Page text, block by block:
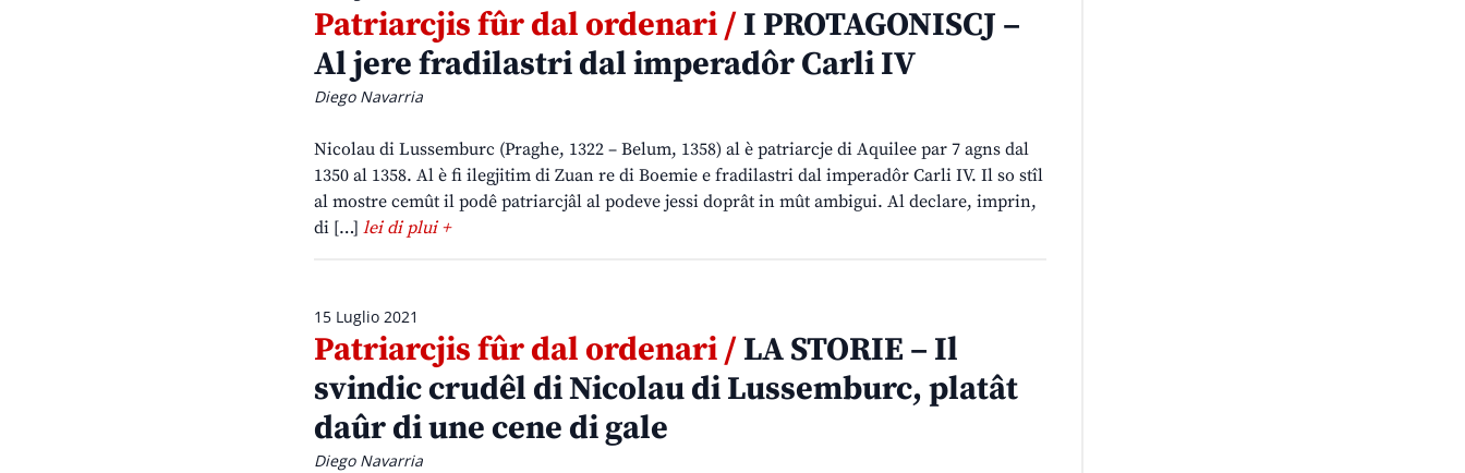
Patriarcjis fûr dal ordenari /I PROTAGONISCJ –
Al jere fradilastri dal imperadôr Carli IV
Diego Navarria
Nicolau di Lussemburc (Praghe, 1322 – Belum, 1358) al è patriarcje di Aquilee par 7 agns dal
1350 al 1358. Al è fi ilegjitim di Zuan re di Boemie e fradilastri dal imperadôr Carli IV. Il so stîl
al mostre cemût il podê patriarcjâl al podeve jessi doprât in mût ambigui. Al declare, imprin,
di […] lei di plui +
15 Luglio 2021
Patriarcjis fûr dal ordenari /LA STORIE – Il
svindic crudêl di Nicolau di Lussemburc, platât
daûr di une cene di gale
Diego Navarria